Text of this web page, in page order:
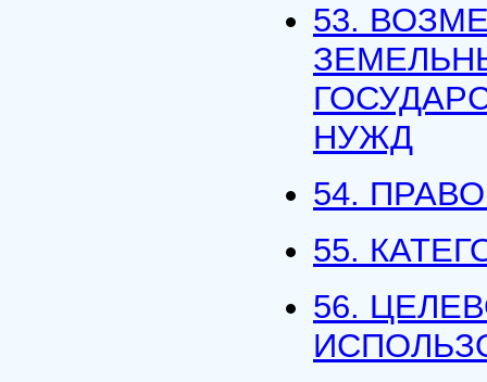
53.
НУЖД
54.
55.
56.